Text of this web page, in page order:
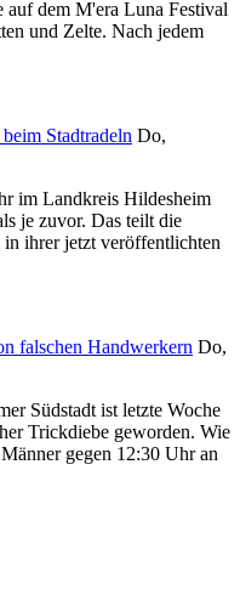
auf dem M'era Luna Festival
und Zelte. Nach jedem
Stadtradeln Do,
im Landkreis Hildesheim
je zuvor. Das teilt die
ihrer jetzt veröffentlichten
falschen Handwerkern Do,
Südstadt ist letzte Woche
Trickdiebe geworden. Wie
gegen 12:30 Uhr an